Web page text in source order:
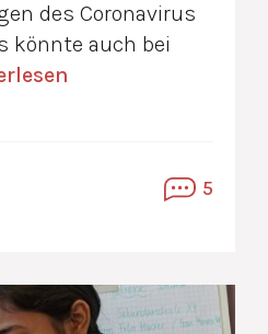
des Coronavirus
könnte auch bei
5